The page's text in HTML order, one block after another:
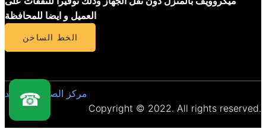
العميل و ايضا للمحافظة
الخط الساخن
مركز الصيانة المعتمد
Copyright © 2022. All rights reserved.
☎